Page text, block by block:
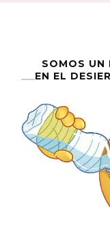
SOMOS UN
EN EL